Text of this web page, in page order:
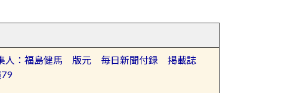
人：福島健馬 版元 毎日新聞付録 掲載誌